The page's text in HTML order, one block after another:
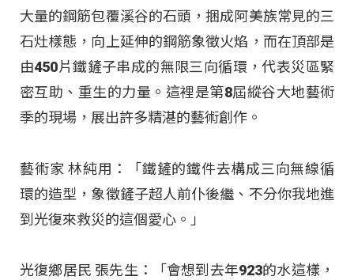
大量的鋼筋包覆溪谷的石頭，捆成阿美族常見的三
石灶樣態，向上延伸的鋼筋象徵火焰，而在頂部是
由450片鐵鏟子串成的無限三向循環，代表災區緊
密互助、重生的力量。這裡是第8屆縱谷大地藝術
季的現場，展出許多精湛的藝術創作。
藝術家 林純用：「鐵鏟的鐵件去構成三向無線循
環的造型，象徵鏟子超人前仆後繼、不分你我地進
到光復來救災的這個愛心 。」
光復鄉居民 張先生：「會想到去年923的水這樣，